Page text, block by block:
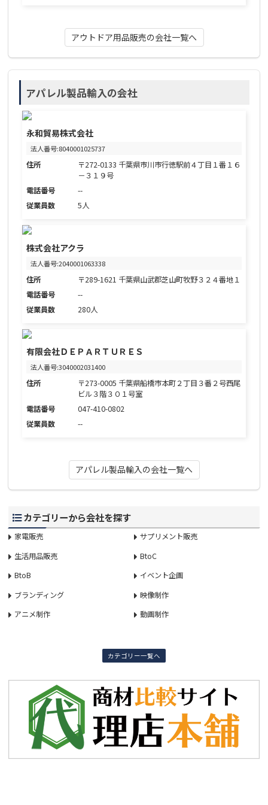
アウトドア用品販売の会社一覧へ
アパレル製品輸入の会社
永和貿易株式会社
法人番号:8040001025737
住所
〒272-0133 千葉県市川市行徳駅前４丁目１番１６
－３１９号
電話番号
--
従業員数
5人
株式会社アクラ
法人番号:2040001063338
住所
〒289-1621 千葉県山武郡芝山町牧野３２４番地１
電話番号
--
従業員数
280人
有限会社ＤＥＰＡＲＴＵＲＥＳ
法人番号:3040002031400
住所
〒273-0005 千葉県船橋市本町２丁目３番２号西尾
ビル３階３０１号室
電話番号
047-410-0802
従業員数
--
アパレル製品輸入の会社一覧へ
カテゴリーから会社を探す
家電販売
サプリメント販売
生活用品販売
BtoC
BtoB
イベント企画
ブランディング
映像制作
アニメ制作
動画制作
カテゴリー一覧へ